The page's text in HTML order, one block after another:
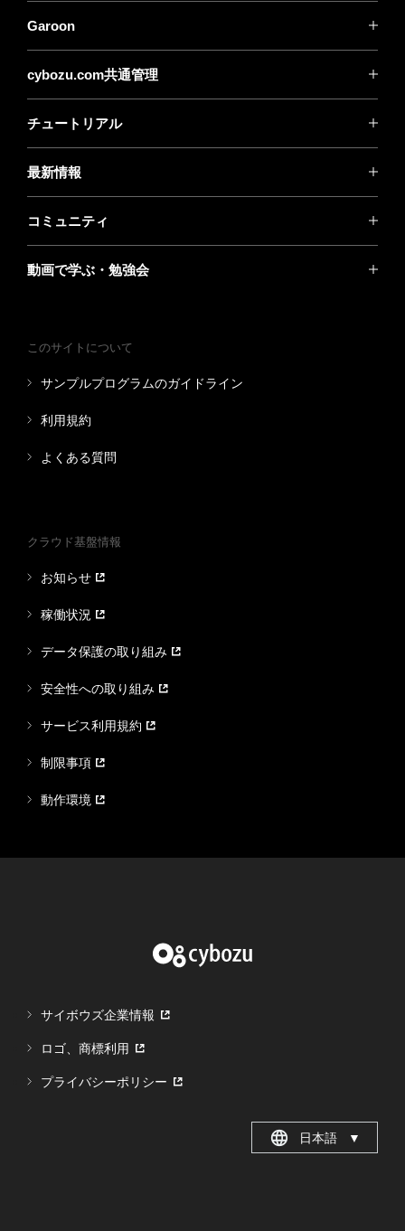
Garoon
cybozu.com共通管理
チュートリアル
最新情報
コミュニティ
動画で学ぶ・勉強会
このサイトについて
サンプルプログラムのガイドライン
利用規約
よくある質問
クラウド基盤情報
お知らせ
稼働状況
データ保護の取り組み
安全性への取り組み
サービス利用規約
制限事項
動作環境
サイボウズ企業情報
ロゴ、商標利用
プライバシーポリシー
日本語 ▼